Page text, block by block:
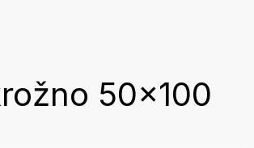
50x100